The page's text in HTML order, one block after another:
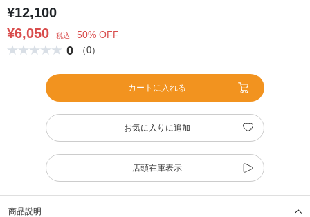
¥12,100
¥6,050
税込 50% OFF
0 （0）
カートに入れる
お気に入りに追加
店頭在庫表示
商品説明